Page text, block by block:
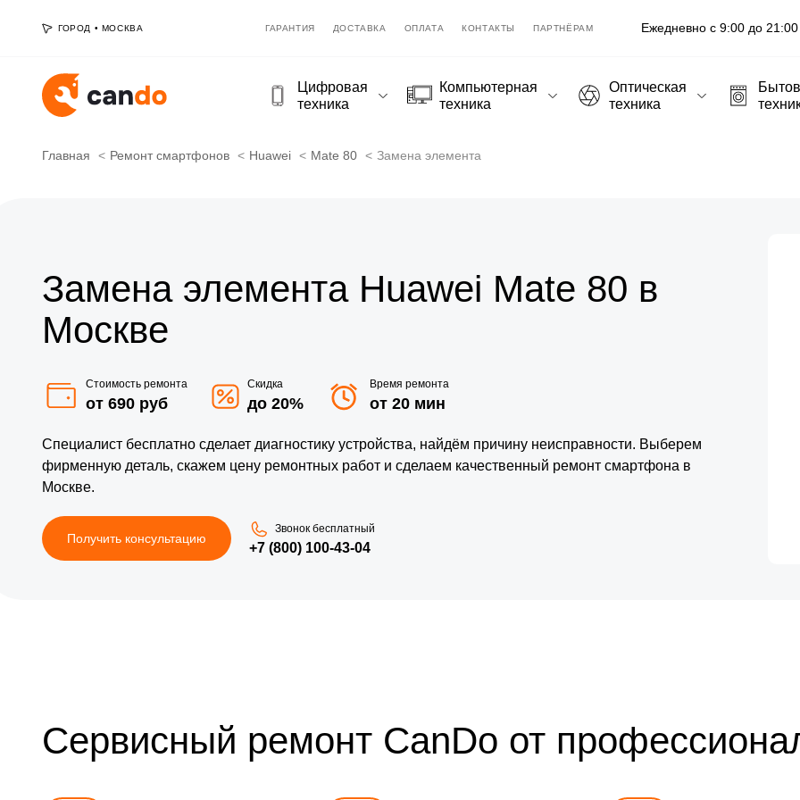
ГОРОД • МОСКВА ГАРАНТИЯ ДОСТАВКА ОПЛАТА КОНТАКТЫ ПАРТНЁРАМ Ежедневно с 9:00 до 21:00
Цифровая
техника
Компьютерная
техника
Оптическая
техника
Главная Ремонт смартфонов Huawei Mate 80 Замена элемента
Замена элемента Huawei Mate 80 в
Москве
Стоимость ремонта
от 690 руб
Скидка
до 20%
Время ремонта
от 20 мин
Специалист бесплатно сделает диагностику устройства, найдём причину неисправности. Выберем
фирменную деталь, скажем цену ремонтных работ и сделаем качественный ремонт смартфона в
Москве.
Получить консультацию
Звонок бесплатный
+7 (800) 100-43-04
Сервисный ремонт CanDo от